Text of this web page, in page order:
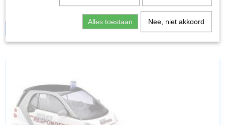
Alles toestaan Nee, niet akkoord